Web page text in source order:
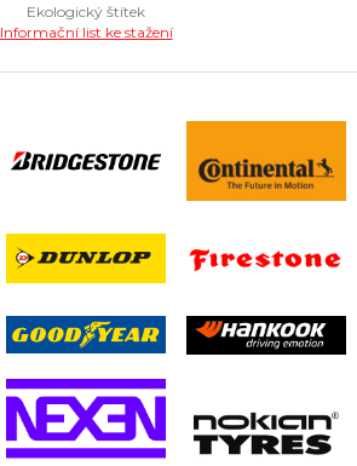
Ekologický štítek
Informační list ke stažení